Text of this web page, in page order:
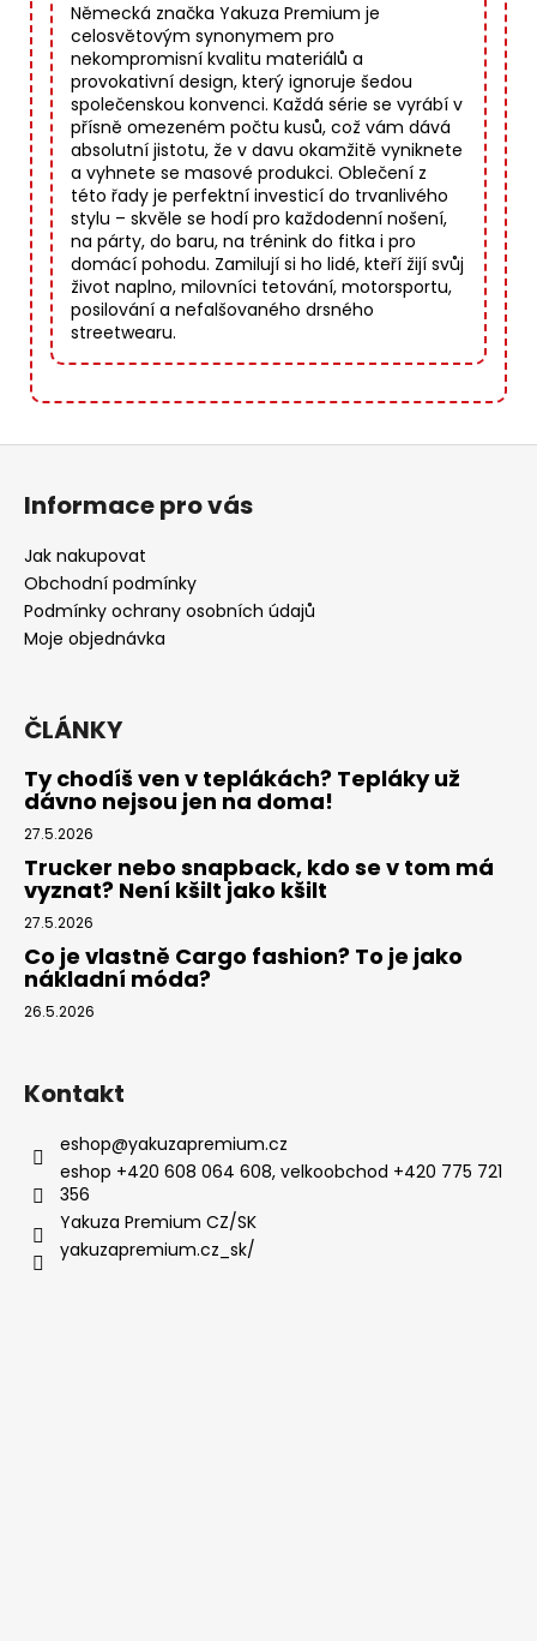
Německá značka Yakuza Premium je
celosvětovým synonymem pro
nekompromisní kvalitu materiálů a
provokativní design, který ignoruje šedou
společenskou konvenci. Každá série se vyrábí v
přísně omezeném počtu kusů, což vám dává
absolutní jistotu, že v davu okamžitě vyniknete
a vyhnete se masové produkci. Oblečení z
této řady je perfektní investicí do trvanlivého
stylu – skvěle se hodí pro každodenní nošení,
na párty, do baru, na trénink do fitka i pro
domácí pohodu. Zamilují si ho lidé, kteří žijí svůj
život naplno, milovníci tetování, motorsportu,
posilování a nefalšovaného drsného
streetwearu.
Informace pro vás
Jak nakupovat
Obchodní podmínky
Podmínky ochrany osobních údajů
Moje objednávka
ČLÁNKY
Ty chodíš ven v teplákách? Tepláky už
dávno nejsou jen na doma!
27.5.2026
Trucker nebo snapback, kdo se v tom má
vyznat? Není kšilt jako kšilt
27.5.2026
Co je vlastně Cargo fashion? To je jako
nákladní móda?
26.5.2026
Kontakt
eshop@yakuzapremium.cz
eshop +420 608 064 608, velkoobchod +420 775 721
356
Yakuza Premium CZ/SK
yakuzapremium.cz_sk/